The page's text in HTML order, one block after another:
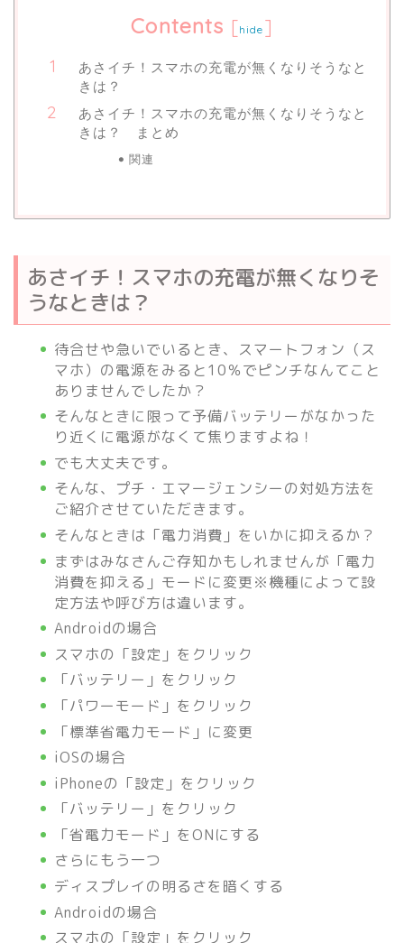
Contents [hide ]
あさイチ！スマホの充電が無くなりそうなと
きは？
あさイチ！スマホの充電が無くなりそうなと
きは？ まとめ
関連
あさイチ！スマホの充電が無くなりそ
うなときは？
待合せや急いでいるとき、スマートフォン（ス
マホ）の電源をみると10％でピンチなんてこと
ありませんでしたか？
そんなときに限って予備バッテリーがなかった
り近くに電源がなくて焦りますよね！
でも大丈夫です。
そんな、プチ・エマージェンシーの対処方法を
ご紹介させていただきます。
そんなときは「電力消費」をいかに抑えるか？
まずはみなさんご存知かもしれませんが「電力
消費を抑える」モードに変更※機種によって設
定方法や呼び方は違います。
Androidの場合
スマホの「設定」をクリック
「バッテリー」をクリック
「パワーモード」をクリック
「標準省電力モード」に変更
iOSの場合
iPhoneの「設定」をクリック
「バッテリー」をクリック
「省電力モード」をONにする
さらにもう一つ
ディスプレイの明るさを暗くする
Androidの場合
スマホの「設定」をクリック